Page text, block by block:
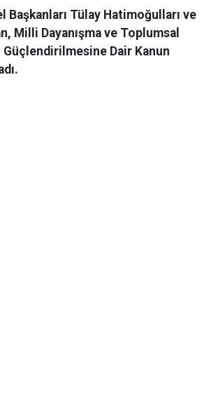
Başkanları Tülay Hatimoğulları ve
Milli Dayanışma ve Toplumsal
Dair Kanun